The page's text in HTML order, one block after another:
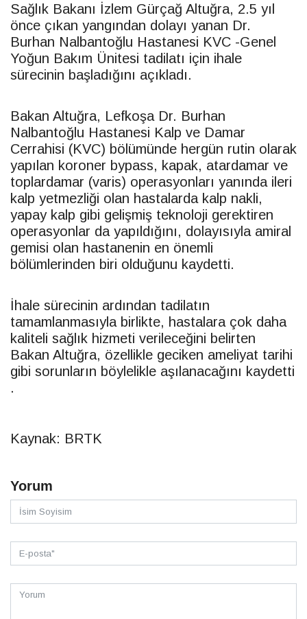
Sağlık Bakanı İzlem Gürçağ Altuğra, 2.5 yıl
önce çıkan yangından dolayı yanan Dr.
Burhan Nalbantoğlu Hastanesi KVC -Genel
Yoğun Bakım Ünitesi tadilatı için ihale
sürecinin başladığını açıkladı.
Bakan Altuğra, Lefkoşa Dr. Burhan
Nalbantoğlu Hastanesi Kalp ve Damar
Cerrahisi (KVC) bölümünde hergün rutin olarak
yapılan koroner bypass, kapak, atardamar ve
toplardamar (varis) operasyonları yanında ileri
kalp yetmezliği olan hastalarda kalp nakli,
yapay kalp gibi gelişmiş teknoloji gerektiren
operasyonlar da yapıldığını, dolayısıyla amiral
gemisi olan hastanenin en önemli
bölümlerinden biri olduğunu kaydetti.
İhale sürecinin ardından tadilatın
tamamlanmasıyla birlikte, hastalara çok daha
kaliteli sağlık hizmeti verileceğini belirten
Bakan Altuğra, özellikle geciken ameliyat tarihi
gibi sorunların böylelikle aşılanacağını kaydetti
.
Kaynak: BRTK
Yorum